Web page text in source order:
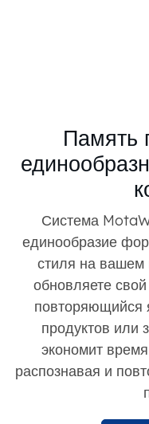
Память
Система
единообразие
стиля на вашем
обновляете
повторяющийся
продуктов или
экономит
распознавая и